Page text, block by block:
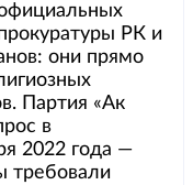
РК и
они прямо
Партия «Ак
в
2022 года —
требовали